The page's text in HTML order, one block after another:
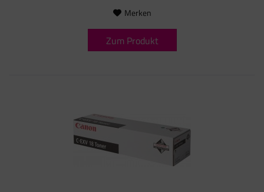
Merken
Zum Produkt